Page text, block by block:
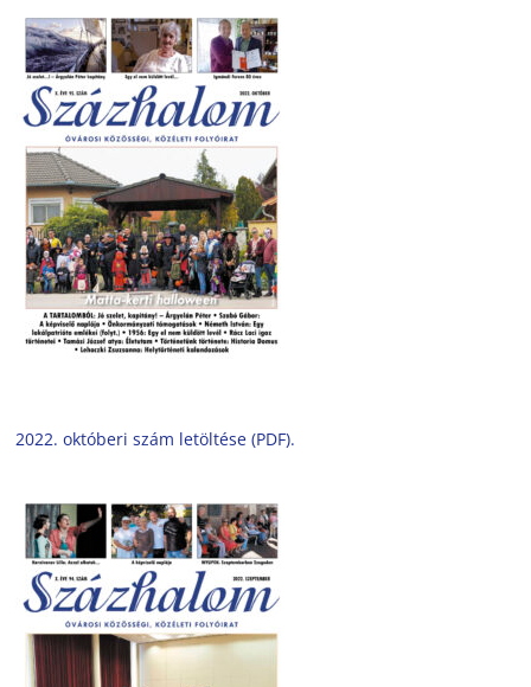
2022. októberi szám letöltése (PDF).